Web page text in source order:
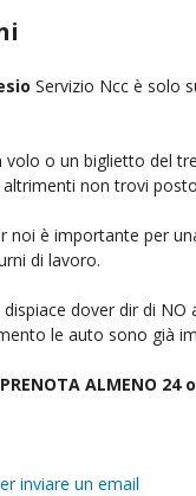
Servizio Ncc è solo
volo o un biglietto del
non trovi
noi è importante per
di lavoro.
dover dir di NO
le auto sono già
PRENOTA ALMENO 24
inviare un email